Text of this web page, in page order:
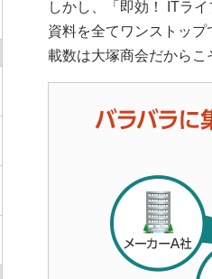
しかし、「即効！ ITラ
資料を全てワンストッ
載数は大塚商会だからこ